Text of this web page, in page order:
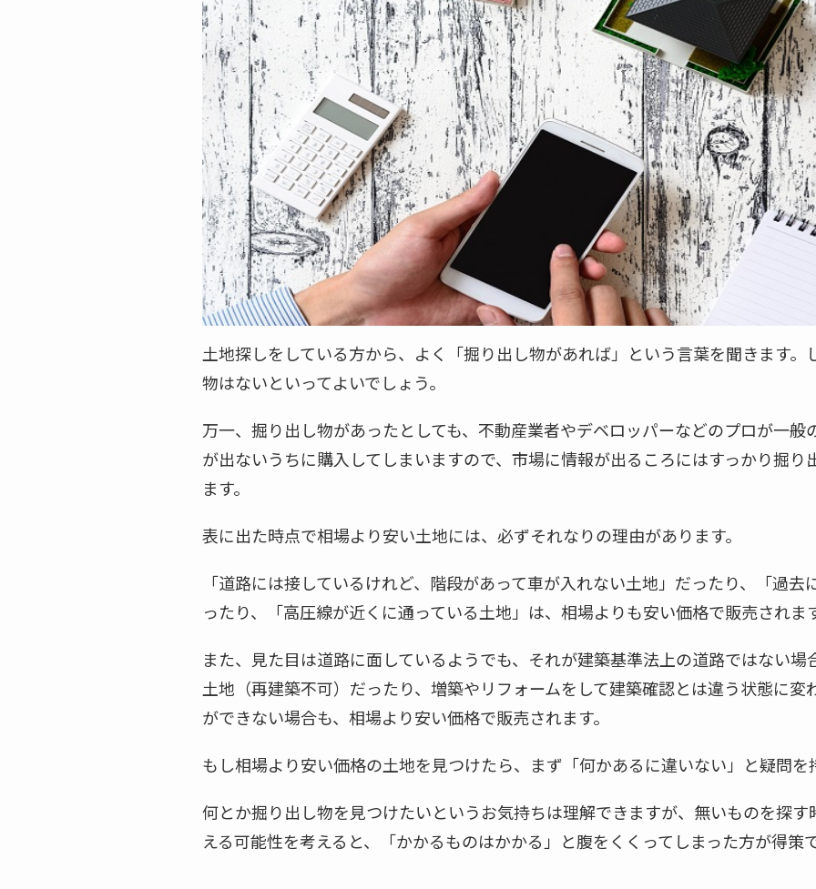
土地探しをしている方から、よく「掘り出し物があれば」という言葉を聞きます。
物はないといってよいでしょう。
万一、掘り出し物があったとしても、不動産業者やデベロッパーなどのプロが一般
が出ないうちに購入してしまいますので、市場に情報が出るころにはすっかり掘り
ます。
表に出た時点で相場より安い土地には、必ずそれなりの理由があります。
「道路には接しているけれど、階段があって車が入れない土地」だったり、「過
ったり、「高圧線が近くに通っている土地」は、相場よりも安い価格で販売されま
また、見た目は道路に面しているようでも、それが建築基準法上の道路ではない
土地（再建築不可）だったり、増築やリフォームをして建築確認とは違う状態に変
ができない場合も、相場より安い価格で販売されます。
もし相場より安い価格の土地を見つけたら、まず「何かあるに違いない」と疑問を
何とか掘り出し物を見つけたいというお気持ちは理解できますが、無いものを探
える可能性を考えると、「かかるものはかかる」と腹をくくってしまった方が得策で